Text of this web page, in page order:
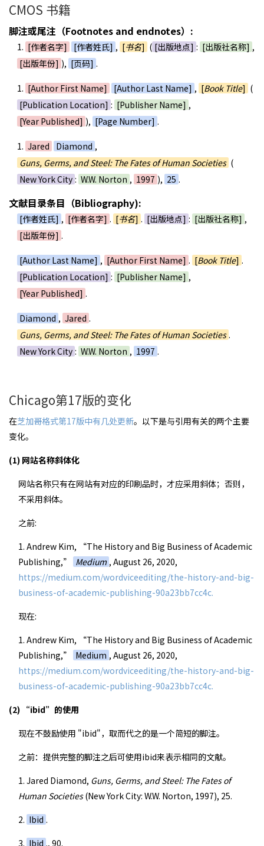
CMOS 书籍
脚注或尾注（Footnotes and endnotes）:
1. [作者名字] [作者姓氏] , [书名] ( [出版地点] : [出版社名称] ,
[出版年份] ), [页码] .
1. [Author First Name] [Author Last Name] , [Book Title] (
[Publication Location] : [Publisher Name] ,
[Year Published] ), [Page Number] .
1. Jared Diamond ,
Guns, Germs, and Steel: The Fates of Human Societies (
New York City : W.W. Norton , 1997 ), 25 .
文献目录条目（Bibliography):
[作者姓氏] , [作者名字] . [书名] . [出版地点] : [出版社名称] ,
[出版年份] .
[Author Last Name] , [Author First Name] . [Book Title] .
[Publication Location] : [Publisher Name] ,
[Year Published] .
Diamond , Jared .
Guns, Germs, and Steel: The Fates of Human Societies .
New York City : W.W. Norton , 1997 .
Chicago第17版的变化
在芝加哥格式第17版中有几处更新。以下是与引用有关的两个主要
变化。
(1) 网站名称斜体化
网站名称只有在网站有对应的印刷品时，才应采用斜体；否则，
不采用斜体。
之前:
1. Andrew Kim, “The History and Big Business of Academic
Publishing,”
Medium , August 26, 2020,
https://medium.com/wordviceediting/the-history-and-big-
business-of-academic-publishing-90a23bb7cc4c.
现在:
1. Andrew Kim, “The History and Big Business of Academic
Publishing,”
Medium , August 26, 2020,
https://medium.com/wordviceediting/the-history-and-big-
business-of-academic-publishing-90a23bb7cc4c.
(2) “ibid”的使用
现在不鼓励使用 "ibid"，取而代之的是一个简短的脚注。
之前：提供完整的脚注之后可使用ibid来表示相同的文献。
1. Jared Diamond, Guns, Germs, and Steel: The Fates of
Human Societies(New York City: W.W. Norton, 1997), 25.
2. Ibid .
3. Ibid ., 90.